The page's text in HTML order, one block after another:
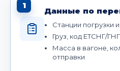
1
Данные по
Станции погрузки
Груз, код ЕТСНГ/
Масса в вагоне,
отправки